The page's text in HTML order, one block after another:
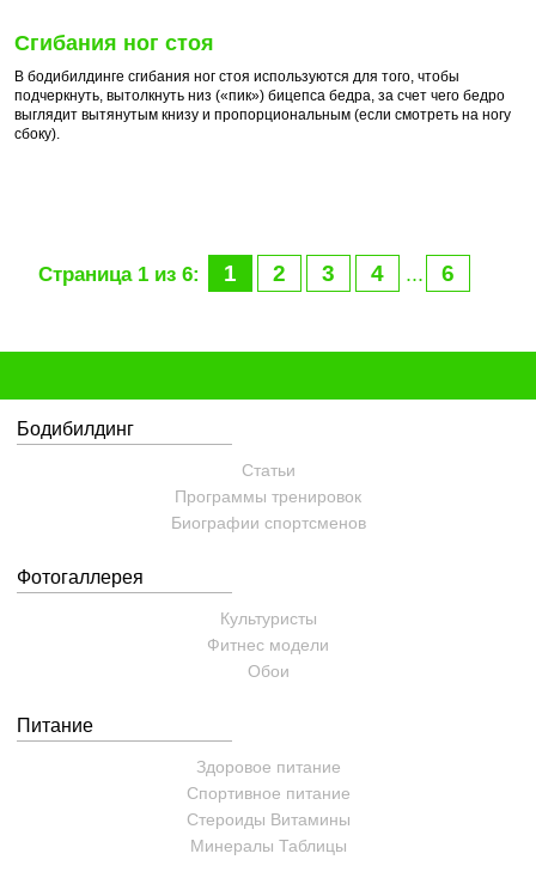
Сгибания ног стоя
В бодибилдинге сгибания ног стоя используются для того, чтобы
подчеркнуть, вытолкнуть низ («пик») бицепса бедра, за счет чего бедро
выглядит вытянутым книзу и пропорциональным (если смотреть на ногу
сбоку).
Страница 1 из 6: 1 2 3 4 ... 6
Бодибилдинг
Статьи
Программы тренировок
Биографии спортсменов
Фотогаллерея
Культуристы
Фитнес модели
Обои
Питание
Здоровое питание
Спортивное питание
Стероиды Витамины
Минералы Таблицы